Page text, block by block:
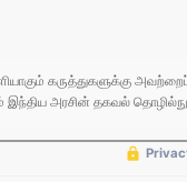
கருத்துகளுக்கு
இந்திய அரசின் தகவல்